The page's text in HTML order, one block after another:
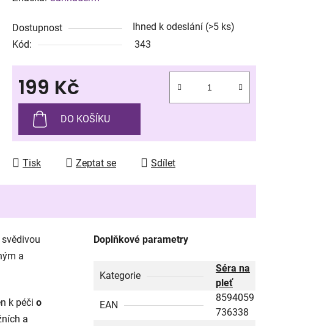
je
0,0
z
hvězdiček.
Dostupnost Ihned k odeslání (>5 ks)
Kód:
343
199 Kč
Měrná cena:
DO KOŠÍKU
Tisk Zeptat se Sdílet
a
k péči o
a
Doplňkové parametry
Kategorie
Séra na
pleť
EAN
8594059
736338